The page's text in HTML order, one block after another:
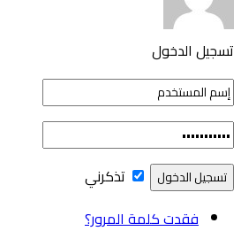
تسجيل الدخول
تذكرني
فقدت كلمة المرور؟